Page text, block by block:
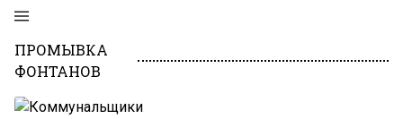
ПРОМЫВКА
ФОНТАНОВ